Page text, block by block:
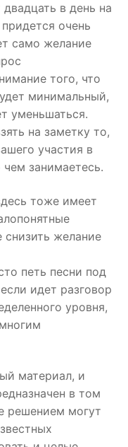
в день на
очень
само желание
того, что
минимальный,
уменьшаться.
на заметку то,
участия в
занимаетесь.
тоже имеет
желание
петь песни под
идет разговор
уровня,
материал, и
в том
решением могут